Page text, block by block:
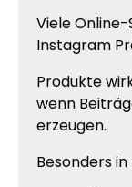
Viele
Instagram
Produkte
wenn
erzeugen.
Besonders